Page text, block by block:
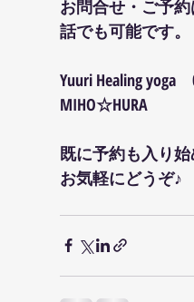
お問合せ・ご予
話でも可能です。
Yuuri Healing yoga
MIHO☆HURA　　
既に予約も入り始
お気軽にどうぞ♪